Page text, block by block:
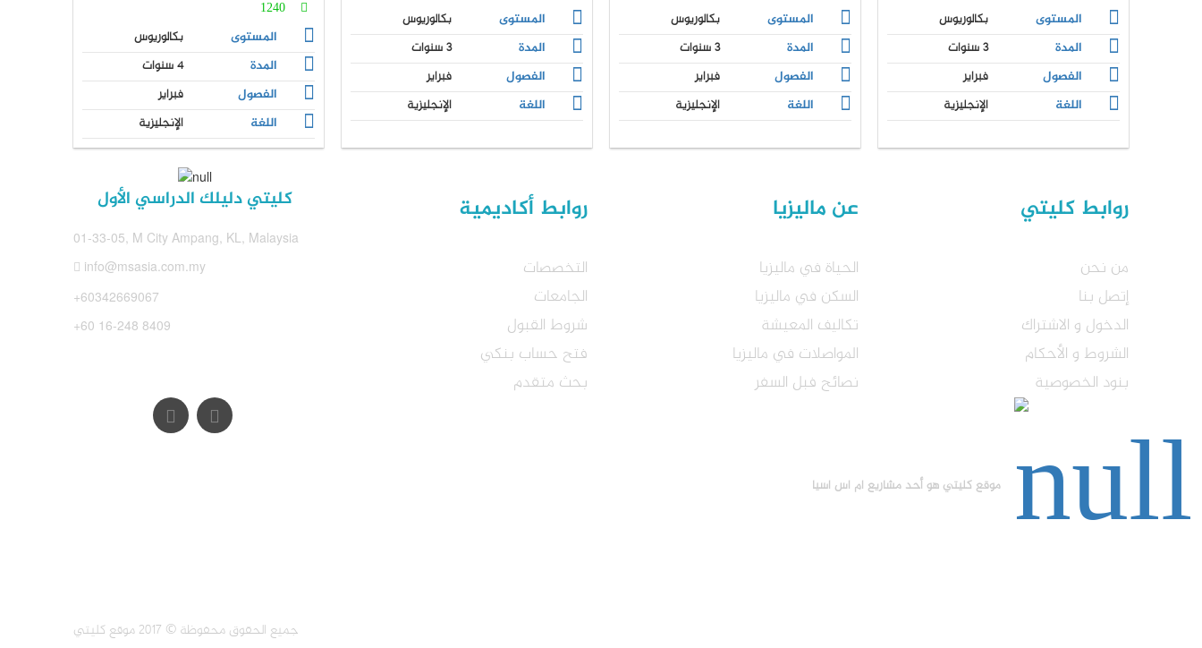
1240
المستوى
بكالوريوس
المدة
4 سنوات
الفصول
فبراير
اللغة
الإنجليزية
المستوى
بكالوريوس
المدة
3 سنوات
الفصول
فبراير
اللغة
الإنجليزية
المستوى
بكالوريوس
المدة
3 سنوات
الفصول
فبراير
اللغة
الإنجليزية
المستوى
بكالوريوس
المدة
3 سنوات
الفصول
فبراير
اللغة
الإنجليزية
كليتي دليلك الدراسي الأول
01-33-05, M City Ampang, KL, Malaysia
info@msasia.com.my
+60342669067
+60 16-248 8409
روابط أكاديمية
التخصصات
الجامعات
شروط القبول
فتح حساب بنكي
بحث متقدم
عن ماليزيا
الحياة في ماليزيا
السكن في ماليزيا
تكاليف المعيشة
المواصلات في ماليزيا
نصائح فبل السفر
روابط كليتي
من نحن
إتصل بنا
الدخول و الاشتراك
الشروط و الأحكام
بنود الخصوصية
موقع كليتي هو أحد مشاريع ام اس اسيا
جميع الحقوق محفوظة © 2017 موقع كليتي